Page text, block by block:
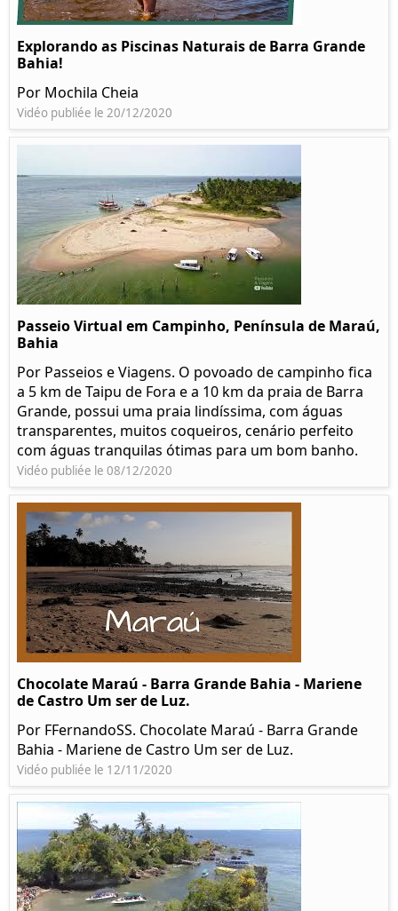
Explorando as Piscinas Naturais de Barra Grande
Bahia!
Por Mochila Cheia
Vidéo publiée le 20/12/2020
Passeio Virtual em Campinho, Península de Maraú,
Bahia
Por Passeios e Viagens. O povoado de campinho fica
a 5 km de Taipu de Fora e a 10 km da praia de Barra
Grande, possui uma praia lindíssima, com águas
transparentes, muitos coqueiros, cenário perfeito
com águas tranquilas ótimas para um bom banho.
Vidéo publiée le 08/12/2020
Chocolate Maraú - Barra Grande Bahia - Mariene
de Castro Um ser de Luz.
Por FFernandoSS. Chocolate Maraú - Barra Grande
Bahia - Mariene de Castro Um ser de Luz.
Vidéo publiée le 12/11/2020